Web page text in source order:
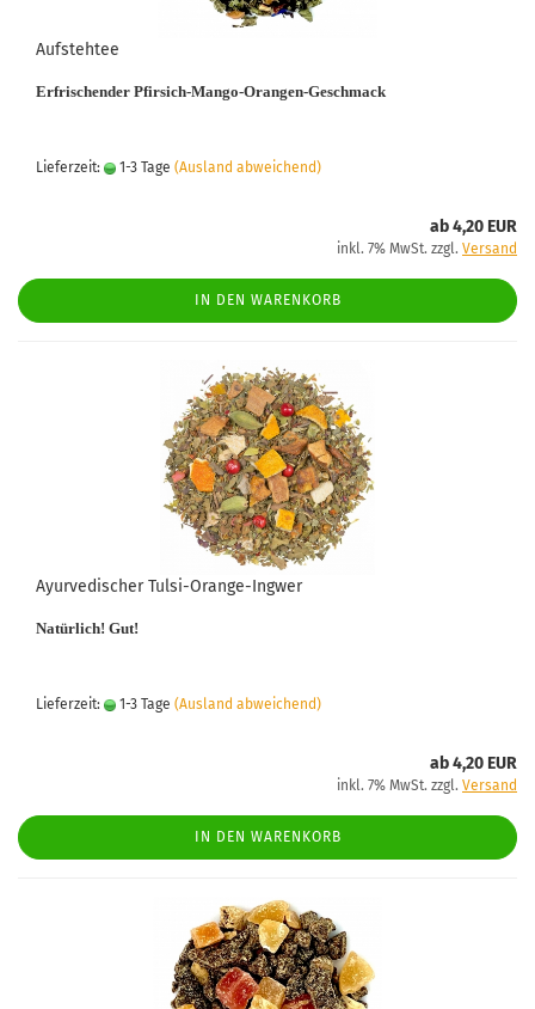
Aufstehtee
Erfrischender Pfirsich-Mango-Orangen-Geschmack
Lieferzeit: 1-3 Tage (Ausland abweichend)
ab 4,20 EUR
inkl. 7% MwSt. zzgl. Versand
IN DEN WARENKORB
Ayurvedischer Tulsi-Orange-Ingwer
Natürlich! Gut!
Lieferzeit: 1-3 Tage (Ausland abweichend)
ab 4,20 EUR
inkl. 7% MwSt. zzgl. Versand
IN DEN WARENKORB